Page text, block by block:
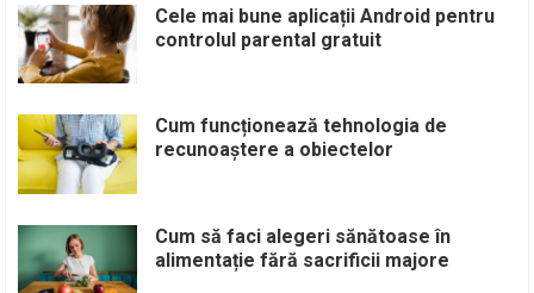
Cele mai bune aplicații Android pentru
controlul parental gratuit
Cum funcționează tehnologia de
recunoaștere a obiectelor
Cum să faci alegeri sănătoase în
alimentație fără sacrificii majore